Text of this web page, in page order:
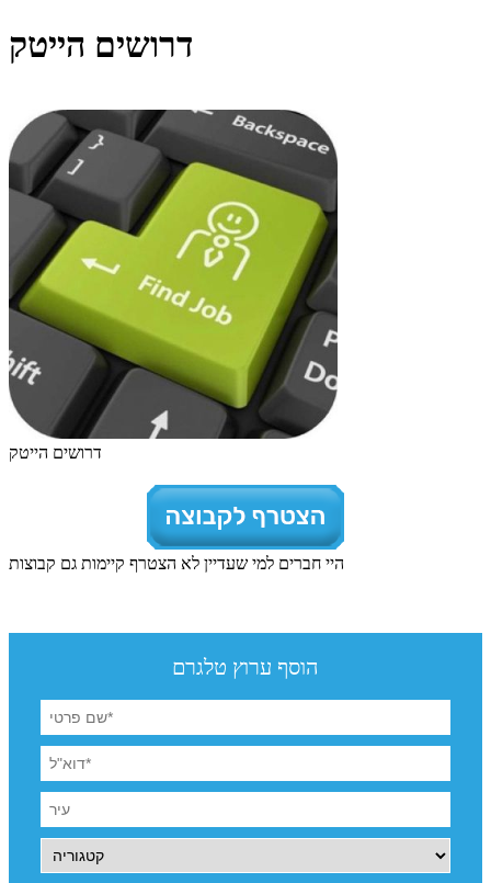
דרושים הייטק
דרושים הייטק
היי חברים למי שעדיין לא הצטרף קיימות גם קבוצות
הוסף ערוץ טלגרם